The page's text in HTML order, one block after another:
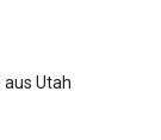
aus Utah